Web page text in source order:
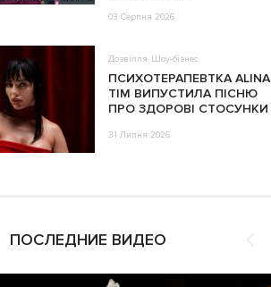
03 Серпня 2026
Дозвілля Шоу-бізнес
ПСИХОТЕРАПЕВТКА ALINA
TIM ВИПУСТИЛА ПІСНЮ
ПРО ЗДОРОВІ СТОСУНКИ
31 Липня 2026
ПОСЛЕДНИЕ ВИДЕО